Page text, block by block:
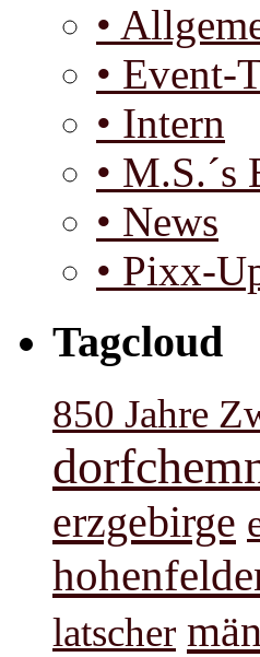
•
• Event-
• Intern
• M.S.´s
• News
• Pixx-
Tagcloud
850 Jahre
erzgebirge
latscher